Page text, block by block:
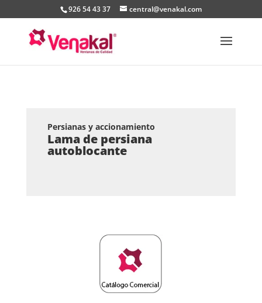
926 54 43 37 central@venakal.com
Persianas y accionamiento
Lama de persiana
autoblocante